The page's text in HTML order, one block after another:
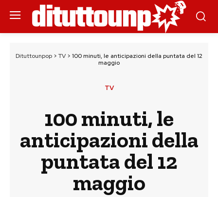
Dituttounpop > TV > 100 minuti, le anticipazioni della puntata del 12
maggio
TV
100 minuti, le
anticipazioni della
puntata del 12
maggio